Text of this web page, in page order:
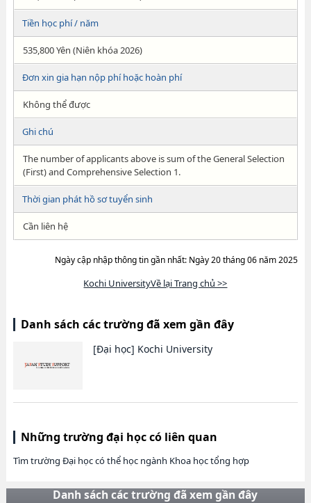
Tiền học phí / năm
535,800 Yên (Niên khóa 2026)
Đơn xin gia hạn nộp phí hoặc hoàn phí
Không thể được
Ghi chú
The number of applicants above is sum of the General Selection
(First) and Comprehensive Selection 1.
Thời gian phát hồ sơ tuyển sinh
Cần liên hệ
Ngày cập nhập thông tin gần nhất: Ngày 20 tháng 06 năm 2025
Kochi UniversityVề lại Trang chủ >>
Danh sách các trường đã xem gần đây
[Đại học] Kochi University
Những trường đại học có liên quan
Tìm trường Đại học có thể học ngành Khoa học tổng hợp
Danh sách các trường đã xem gần đây